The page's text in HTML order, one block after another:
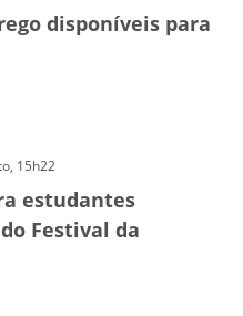
disponíveis para
15h22
estudantes
Festival da